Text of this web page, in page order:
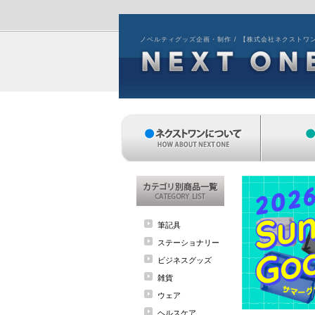
ノベルティグッズ企画・制作 / 【株式会社ネクストワ
筆記具
ステーショナリー
ビジネスグッズ
雑貨
ウェア
ヘルスケア